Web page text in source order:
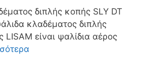
διπλής κοπής SLY DT
κλαδέματος διπλής
LISAM είναι ψαλίδια αέρος